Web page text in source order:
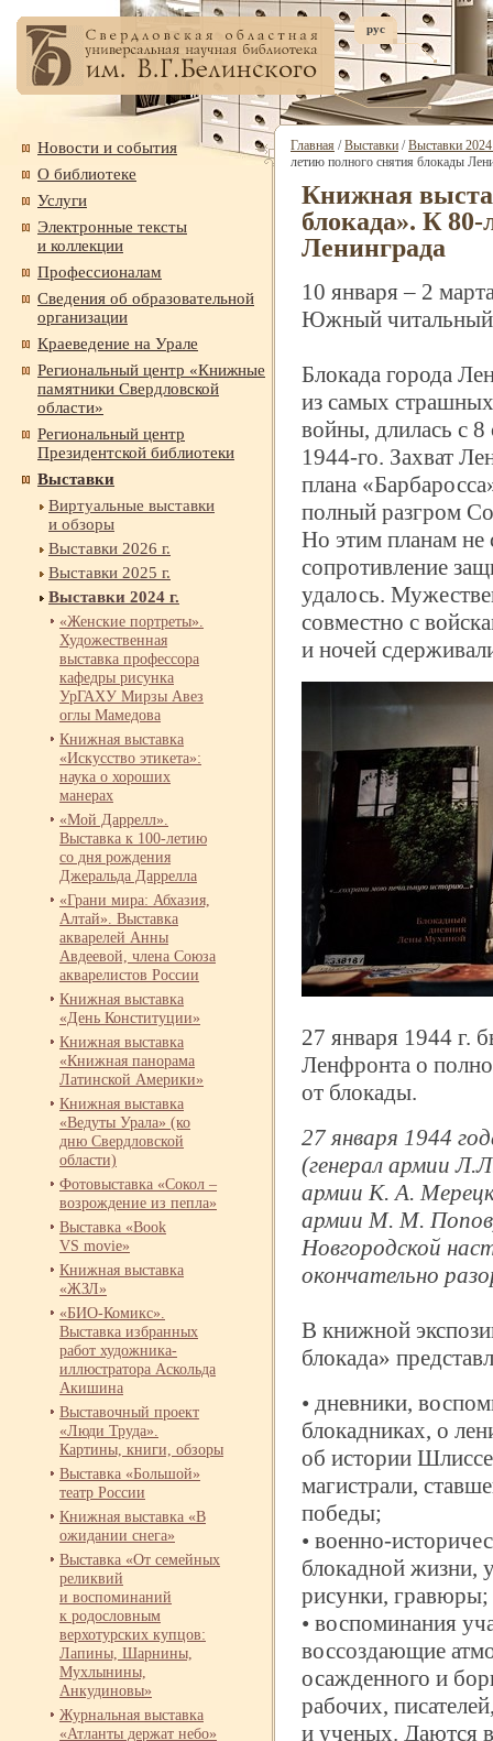
рус
Новости и события
О библиотеке
Услуги
Электронные тексты
и коллекции
Профессионалам
Сведения об образовательной
организации
Краеведение на Урале
Региональный центр «Книжные
памятники Свердловской
области»
Региональный центр
Президентской библиотеки
Выставки
Виртуальные выставки
и обзоры
Выставки 2026 г.
Выставки 2025 г.
Выставки 2024 г.
«Женские портреты».
Художественная
выставка профессора
кафедры рисунка
УрГАХУ Мирзы Авез
оглы Мамедова
Книжная выставка
«Искусство этикета»:
наука о хороших
манерах
«Мой Даррелл».
Выставка к 100-летию
со дня рождения
Джеральда Даррелла
«Грани мира: Абхазия,
Алтай». Выставка
акварелей Анны
Авдеевой, члена Союза
акварелистов России
Книжная выставка
«День Конституции»
Книжная выставка
«Книжная панорама
Латинской Америки»
Книжная выставка
«Ведуты Урала» (ко
дню Свердловской
области)
Фотовыставка «Сокол –
возрождение из пепла»
Выставка «Book
VS movie»
Книжная выставка
«ЖЗЛ»
«БИО-Комикс».
Выставка избранных
работ художника-
иллюстратора Аскольда
Акишина
Выставочный проект
«Люди Труда».
Картины, книги, обзоры
Выставка «Большой»
театр России
Книжная выставка «В
ожидании снега»
Выставка «От семейных
реликвий
и воспоминаний
к родословным
верхотурских купцов:
Лапины, Шарнины,
Мухлынины,
Анкудиновы»
Журнальная выставка
«Атланты держат небо»
Главная /Выставки /Выставки 2024
летию полного снятия блокады
Книжная
блокада». К 80-
Ленинграда
10 января – 2
Южный читальный
Блокада города
из самых
войны, длилась с 8
1944-го. Захват
плана
полный разгром
Но этим планам
сопротивление
удалось.
совместно с
и ночей
27 января 1944 г.
Ленфронта о
от блокады.
27 января 1944
(генерал армии
армии К. А.
армии М. М.
Новгородской
окончательно
В книжной
блокада»
• дневники,
блокадниках, о
об истории
магистрали,
победы;
• военно-
блокадной жизни,
рисунки, гравюры;
• воспоминания
воссоздающие
осажденного и
рабочих,
и ученых. Даются